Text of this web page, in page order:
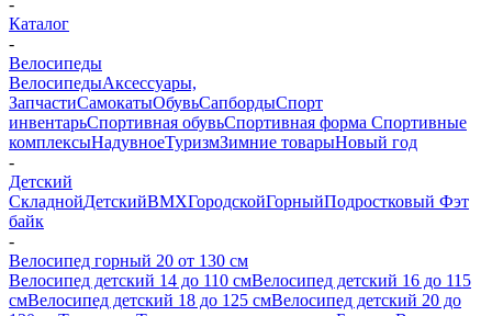
Каталог
-
Велосипеды
ВелосипедыАксессуары,
ЗапчастиСамокатыОбувьСапбордыСпорт
инвентарьСпортивная обувьСпортивная форма Спортивные
комплексыНадувноеТуризмЗимние товарыНовый год
-
Детский
СкладнойДетскийBMXГородскойГорныйПодростковый Фэт
байк
-
Велосипед горный 20 от 130 см
Велосипед детский 14 до 110 смВелосипед детский 16 до 115
смВелосипед детский 18 до 125 смВелосипед детский 20 до